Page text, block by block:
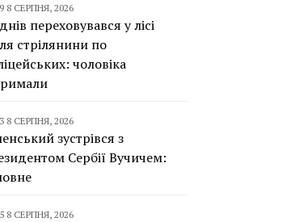
8 СЕРПНЯ, 2026
переховувався у лісі
стрілянини по
чоловіка
8 СЕРПНЯ, 2026
зустрівся з
Сербії Вучичем:
8 СЕРПНЯ, 2026